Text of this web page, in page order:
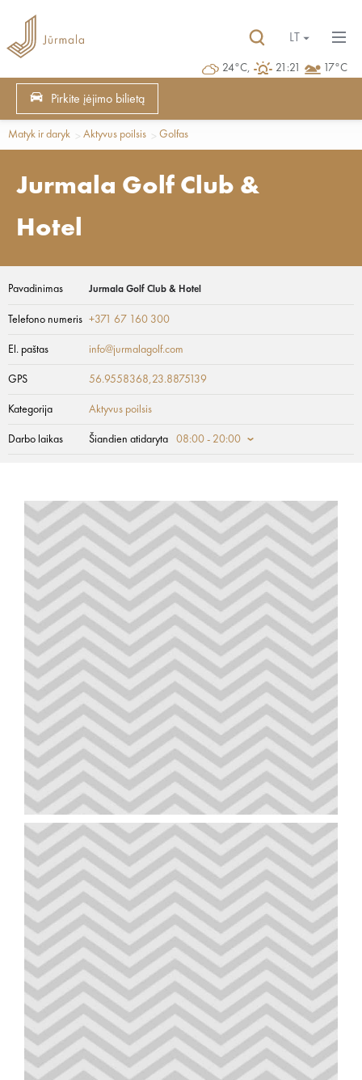
24°C, 21:21 17°C
LT
Pirkite įėjimo bilietą
Matyk ir daryk Aktyvus poilsis Golfas
Jurmala Golf Club &
Hotel
Pavadinimas Jurmala Golf Club & Hotel
Telefono numeris +371 67 160 300
El. paštas info@jurmalagolf.com
GPS 56.9558368,23.8875139
Kategorija Aktyvus poilsis
Darbo laikas Šiandien atidaryta 08:00 - 20:00